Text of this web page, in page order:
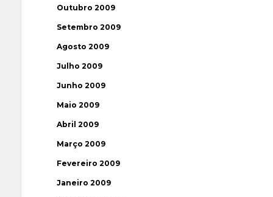
Outubro 2009
Setembro 2009
Agosto 2009
Julho 2009
Junho 2009
Maio 2009
Abril 2009
Março 2009
Fevereiro 2009
Janeiro 2009